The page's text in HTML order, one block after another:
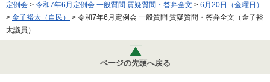
定例会 > 令和7年6月定例会 一般質問 質疑質問・答弁全文 > 6月20日（金曜日）
> 金子裕太（自民）
> 令和7年6月定例会 一般質問 質疑質問・答弁全文（金子裕
太議員）
ページの先頭へ戻る